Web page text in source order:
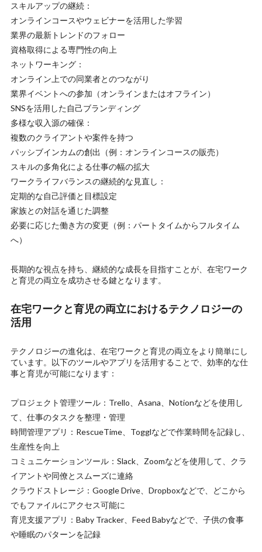
スキルアップの継続：
オンラインコースやウェビナーを活用した学習
業界の最新トレンドのフォロー
資格取得による専門性の向上
ネットワーキング：
オンライン上での同業者とのつながり
業界イベントへの参加（オンラインまたはオフライン）
SNSを活用した自己ブランディング
多様な収入源の確保：
複数のクライアントや案件を持つ
パッシブインカムの創出（例：オンラインコースの販売）
スキルの多角化による仕事の幅の拡大
ワークライフバランスの継続的な見直し：
定期的な自己評価と目標設定
家族との対話を通じた調整
必要に応じた働き方の変更（例：パートタイムからフルタイム
へ）
長期的な視点を持ち、継続的な成長を目指すことが、在宅ワーク
と育児の両立を成功させる鍵となります。
在宅ワークと育児の両立におけるテクノロジーの
活用
テクノロジーの進化は、在宅ワークと育児の両立をより簡単にし
ています。以下のツールやアプリを活用することで、効率的な仕
事と育児が可能になります：
プロジェクト管理ツール：Trello、Asana、Notionなどを使用し
て、仕事のタスクを整理・管理
時間管理アプリ：RescueTime、Togglなどで作業時間を記録し、
生産性を向上
コミュニケーションツール：Slack、Zoomなどを使用して、クラ
イアントや同僚とスムーズに連絡
クラウドストレージ：Google Drive、Dropboxなどで、どこから
でもファイルにアクセス可能に
育児支援アプリ：Baby Tracker、Feed Babyなどで、子供の食事
や睡眠のパターンを記録